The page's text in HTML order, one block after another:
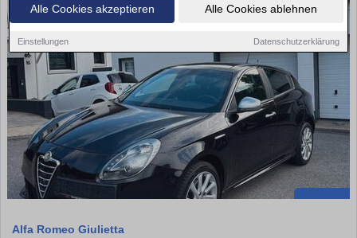
Alle Cookies akzeptieren Alle Cookies ablehnen
Einstellungen Datenschutzerklärung
Alfa Romeo Giulietta